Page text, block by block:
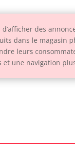
des
dans le magasin
leurs
une navigation